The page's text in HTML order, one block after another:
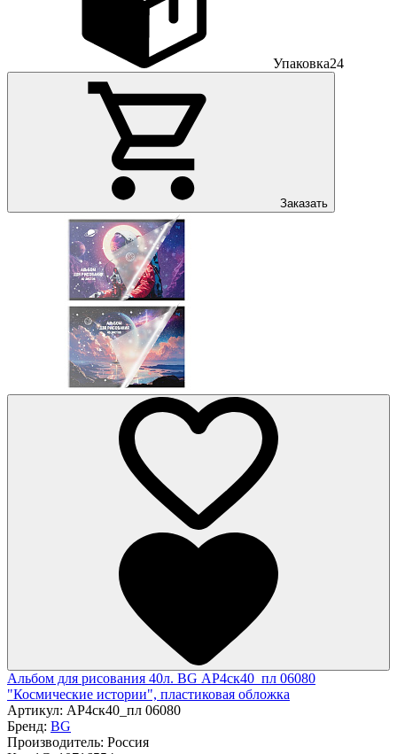
Упаковка24
Заказать
Альбом для рисования 40л. BG АР4ск40_пл 06080
"Космические истории", пластиковая обложка
Артикул: АР4ск40_пл 06080
Бренд: BG
Производитель: Россия